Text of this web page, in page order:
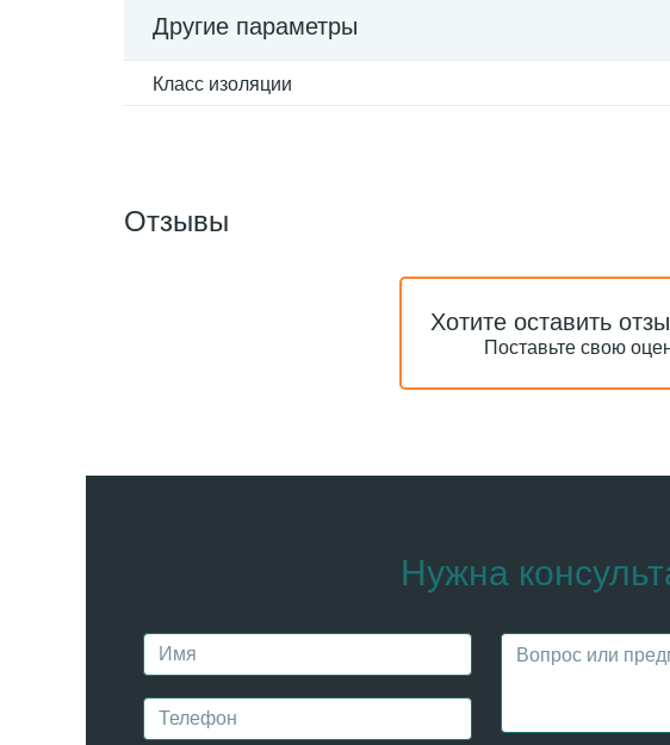
Другие параметры
Класс изоляции
Отзывы
Хотите оставить
Поставьте свою
Нужна